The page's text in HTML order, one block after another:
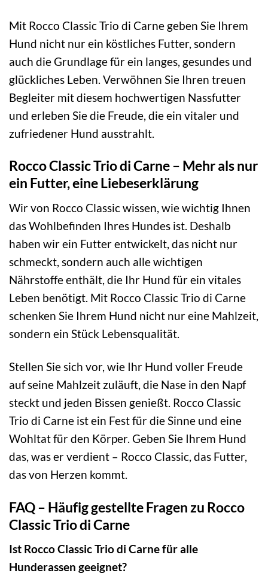
Mit Rocco Classic Trio di Carne geben Sie Ihrem
Hund nicht nur ein köstliches Futter, sondern
auch die Grundlage für ein langes, gesundes und
glückliches Leben. Verwöhnen Sie Ihren treuen
Begleiter mit diesem hochwertigen Nassfutter
und erleben Sie die Freude, die ein vitaler und
zufriedener Hund ausstrahlt.
Rocco Classic Trio di Carne – Mehr als nur
ein Futter, eine Liebeserklärung
Wir von Rocco Classic wissen, wie wichtig Ihnen
das Wohlbefinden Ihres Hundes ist. Deshalb
haben wir ein Futter entwickelt, das nicht nur
schmeckt, sondern auch alle wichtigen
Nährstoffe enthält, die Ihr Hund für ein vitales
Leben benötigt. Mit Rocco Classic Trio di Carne
schenken Sie Ihrem Hund nicht nur eine Mahlzeit,
sondern ein Stück Lebensqualität.
Stellen Sie sich vor, wie Ihr Hund voller Freude
auf seine Mahlzeit zuläuft, die Nase in den Napf
steckt und jeden Bissen genießt. Rocco Classic
Trio di Carne ist ein Fest für die Sinne und eine
Wohltat für den Körper. Geben Sie Ihrem Hund
das, was er verdient – Rocco Classic, das Futter,
das von Herzen kommt.
FAQ – Häufig gestellte Fragen zu Rocco
Classic Trio di Carne
Ist Rocco Classic Trio di Carne für alle
Hunderassen geeignet?